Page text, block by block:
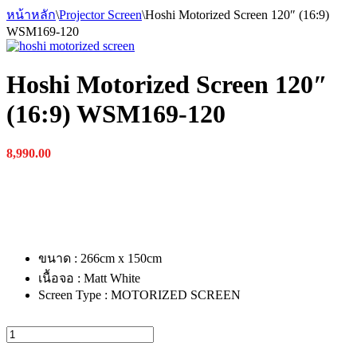
หน้าหลัก\Projector Screen\Hoshi Motorized Screen 120″ (16:9)
WSM169-120
Hoshi Motorized Screen 120″
(16:9) WSM169-120
8,990.00
ขนาด : 266cm x 150cm
เนื้อจอ : Matt White
Screen Type : MOTORIZED SCREEN
จำนวน